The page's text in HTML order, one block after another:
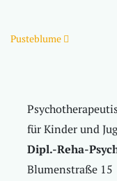
Beitrags-
Pusteblume
für Kinder und
Dipl.-Reha-
Blumenstraße 15